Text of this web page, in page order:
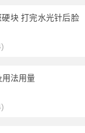
块 打完水光针后脸
用法用量